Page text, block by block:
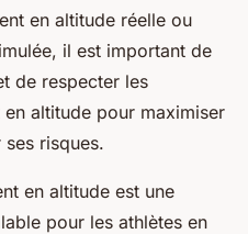
en altitude réelle ou
il est important de
de respecter les
en altitude pour maximiser
ses risques.
en altitude est une
pour les athlètes en